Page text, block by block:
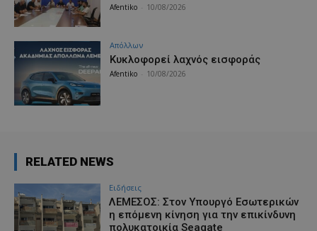
Afentiko 10/08/2026
Απόλλων
Κυκλοφορεί λαχνός εισφοράς
Afentiko 10/08/2026
RELATED NEWS
Ειδήσεις
ΛΕΜΕΣΟΣ: Στον Υπουργό Εσωτερικών
η επόμενη κίνηση για την επικίνδυνη
πολυκατοικία Seagate